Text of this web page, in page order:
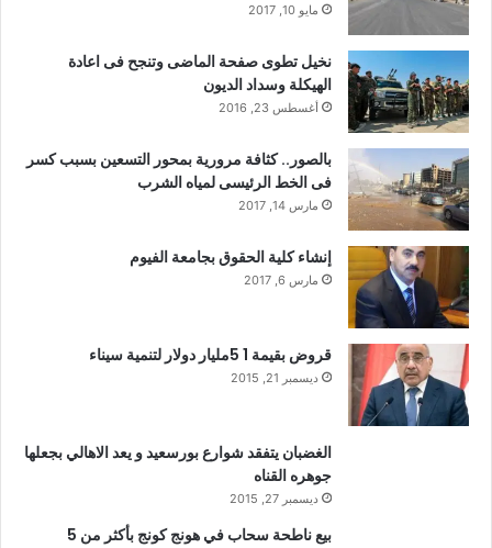
مايو 10, 2017
نخيل تطوى صفحة الماضى وتنجح فى اعادة
الهيكلة وسداد الديون
أغسطس 23, 2016
بالصور.. كثافة مرورية بمحور التسعين بسبب كسر
فى الخط الرئيسى لمياه الشرب
مارس 14, 2017
إنشاء كلية الحقوق بجامعة الفيوم
مارس 6, 2017
قروض بقيمة 1 5مليار دولار لتنمية سيناء
ديسمبر 21, 2015
الغضبان يتفقد شوارع بورسعيد و يعد الاهالي بجعلها
جوهره القناه
ديسمبر 27, 2015
بيع ناطحة سحاب في هونج كونج بأكثر من 5